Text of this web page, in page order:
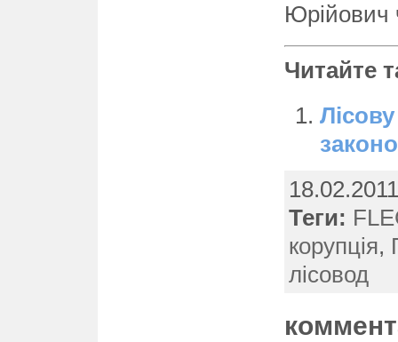
Юрійович
Читайте
Теги:
корупція,
лісовод